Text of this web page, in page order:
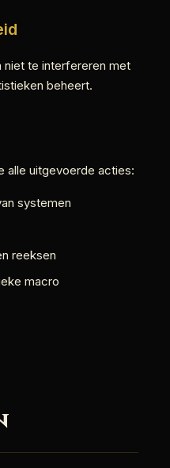
niet te interfereren met
beheert.
alle uitgevoerde acties:
systemen
reeksen
macro